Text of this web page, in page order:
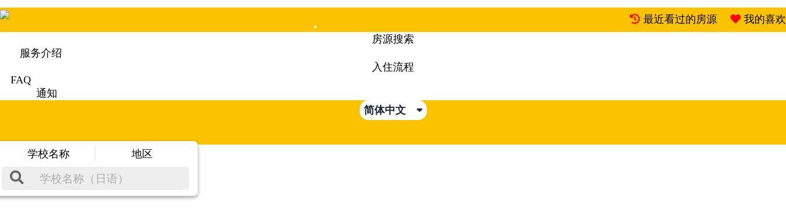
最近看过的房源
我的喜欢
Mobile
房源搜索
服务介绍
入住流程
FAQ
通知
简体中文
学校名称 地区